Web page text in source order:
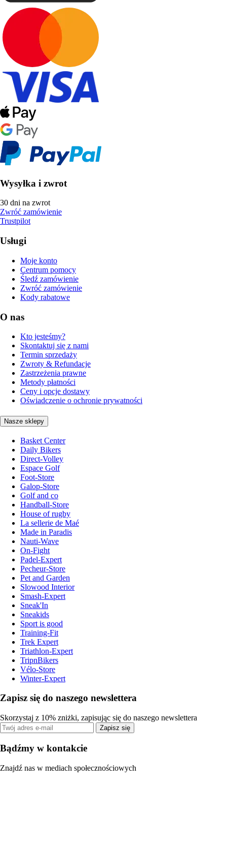
Wysyłka i zwrot
30 dni na zwrot
Zwróć zamówienie
Trustpilot
Usługi
Moje konto
Centrum pomocy
Śledź zamówienie
Zwróć zamówienie
Kody rabatowe
O nas
Kto jesteśmy?
Skontaktuj się z nami
Termin sprzedaży
Zwroty & Refundacje
Zastrzeżenia prawne
Metody płatności
Ceny i opcje dostawy
Oświadczenie o ochronie prywatności
Nasze sklepy
Basket Center
Daily Bikers
Direct-Volley
Espace Golf
Foot-Store
Galop-Store
Golf and co
Handball-Store
House of rugby
La sellerie de Maé
Made in Paradis
Nauti-Wave
On-Fight
Padel-Expert
Pecheur-Store
Pet and Garden
Slowood Interior
Smash-Expert
Sneak'In
Sneakids
Sport is good
Training-Fit
Trek Expert
Triathlon-Expert
TripnBikers
Vélo-Store
Winter-Expert
Zapisz się do naszego newslettera
Skorzystaj z 10% zniżki, zapisując się do naszego newslettera
Zapisz się
Bądźmy w kontakcie
Znajdź nas w mediach społecznościowych